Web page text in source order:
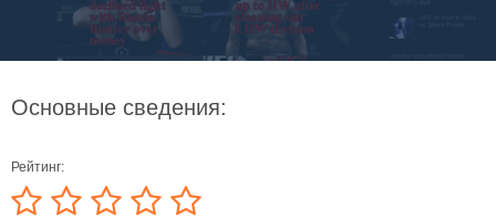
Основные сведения:
Рейтинг: